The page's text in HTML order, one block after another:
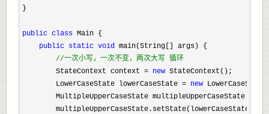
}
public class Main {
public static void main(String[] args) {
//一次小写，一次不变，两次大写 循环
        StateContext context =
new StateContext();
        LowerCaseState lowerCaseState
= new
        MultipleUpperCaseState multipleUpperCaseState
        multipleUpperCaseState.setState(lowerCaseState);